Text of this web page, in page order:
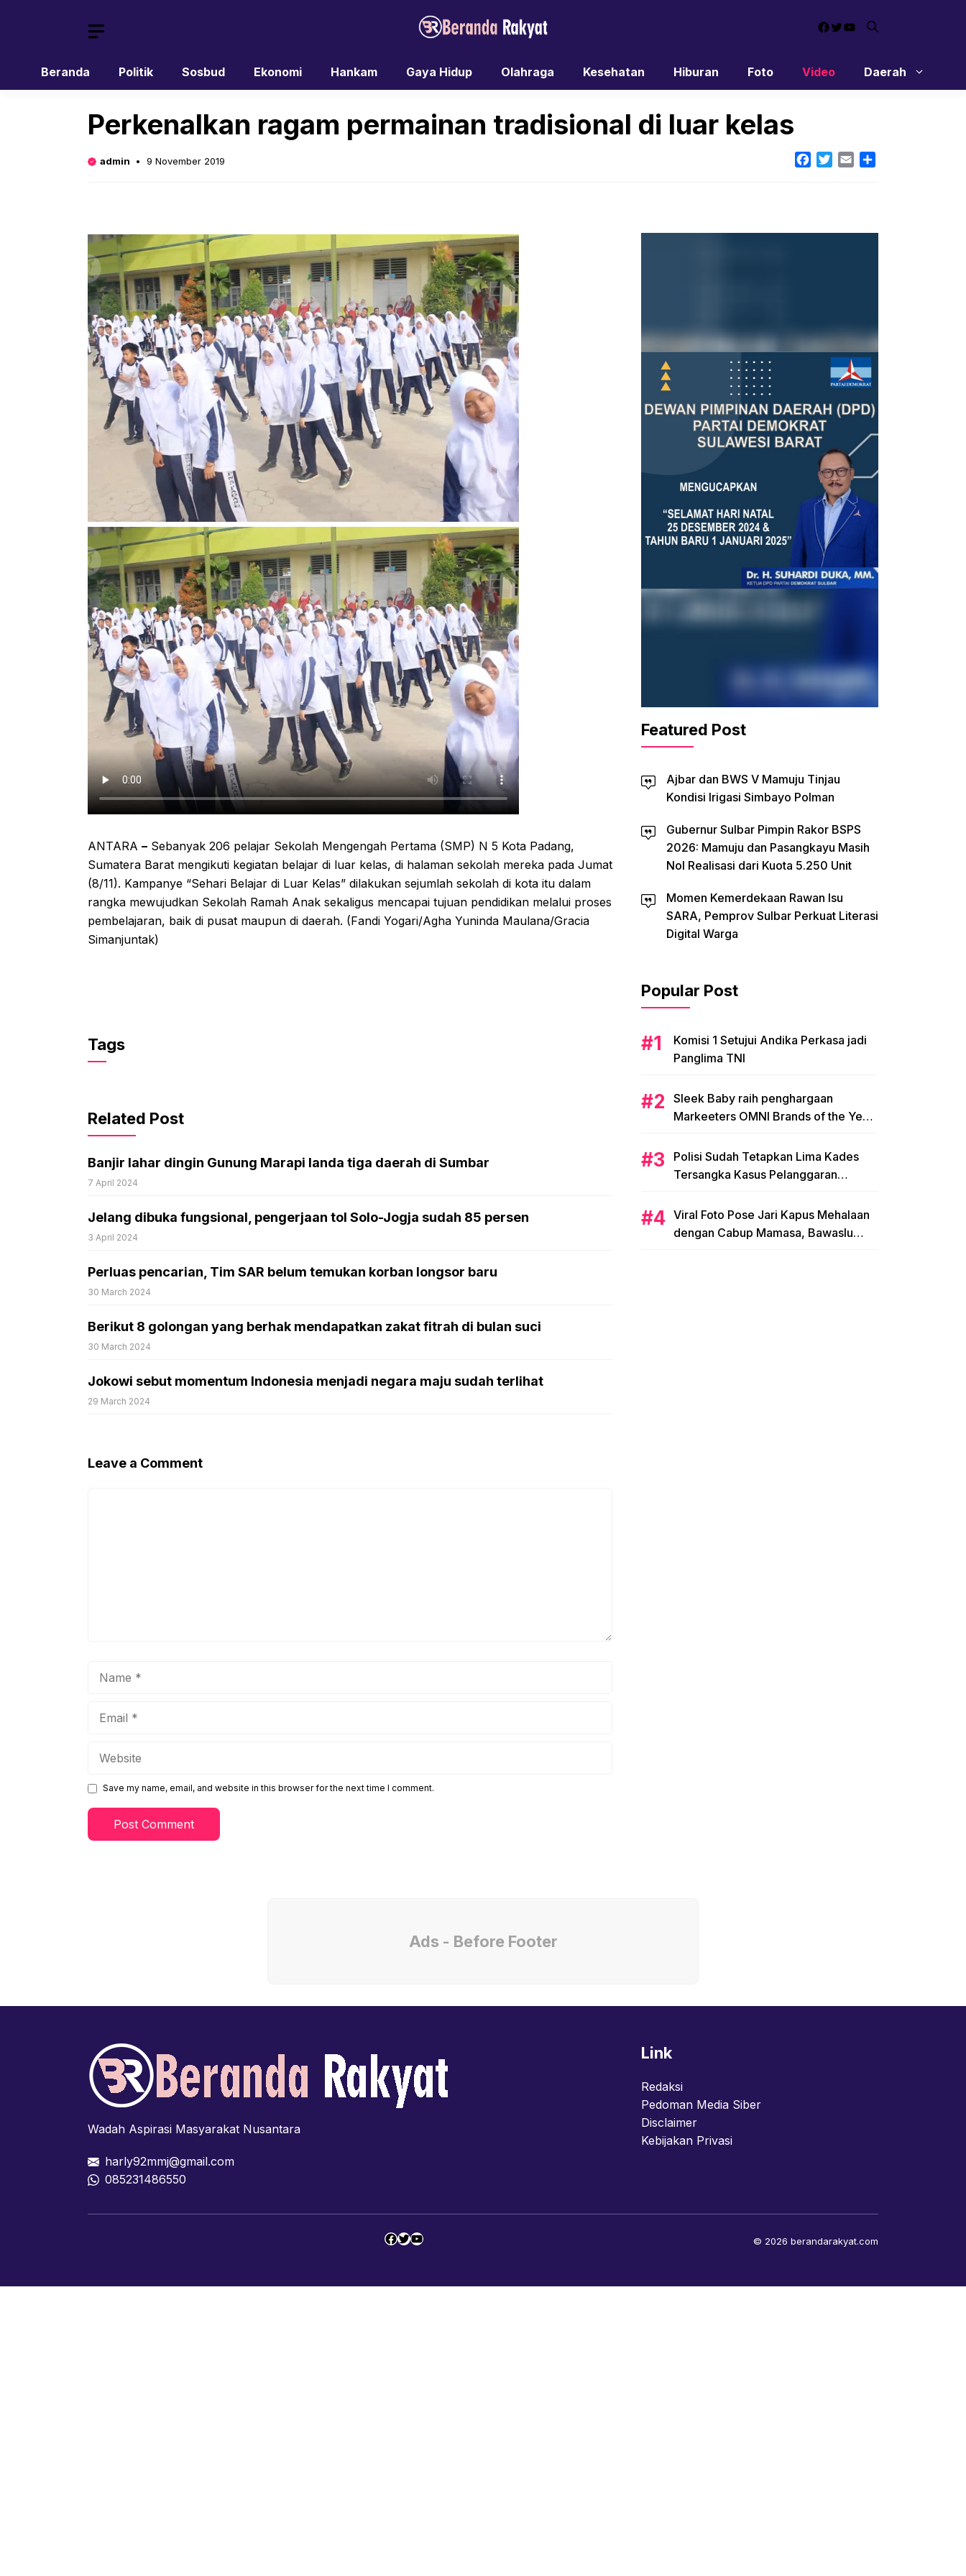
Facebook
Twitter
YouTube
Beranda Politik Sosbud Ekonomi Hankam Gaya Hidup Olahraga Kesehatan Hiburan Foto Video Daerah
Perkenalkan ragam permainan tradisional di luar kelas
admin 9 November 2019 Facebook
TwitterEmail
ANTARA – Sebanyak 206 pelajar Sekolah Mengengah Pertama (SMP) N 5 Kota Padang,
Sumatera Barat mengikuti kegiatan belajar di luar kelas, di halaman sekolah mereka pada Jumat
(8/11). Kampanye “Sehari Belajar di Luar Kelas” dilakukan sejumlah sekolah di kota itu dalam
rangka mewujudkan Sekolah Ramah Anak sekaligus mencapai tujuan pendidikan melalui proses
pembelajaran, baik di pusat maupun di daerah. (Fandi Yogari/Agha Yuninda Maulana/Gracia
Simanjuntak)
Tags
Related Post
Banjir lahar dingin Gunung Marapi landa tiga daerah di Sumbar
7 April 2024
Jelang dibuka fungsional, pengerjaan tol Solo-Jogja sudah 85 persen
3 April 2024
Perluas pencarian, Tim SAR belum temukan korban longsor baru
30 March 2024
Berikut 8 golongan yang berhak mendapatkan zakat fitrah di bulan suci
30 March 2024
Jokowi sebut momentum Indonesia menjadi negara maju sudah terlihat
29 March 2024
Leave a Comment
Save my name, email, and website in this browser for the next time I comment.
Featured Post
Ajbar dan BWS V Mamuju Tinjau
Kondisi Irigasi Simbayo Polman
Gubernur Sulbar Pimpin Rakor BSPS
2026: Mamuju dan Pasangkayu Masih
Nol Realisasi dari Kuota 5.250 Unit
Momen Kemerdekaan Rawan Isu
SARA, Pemprov Sulbar Perkuat Literasi
Digital Warga
Popular Post
Komisi 1 Setujui Andika Perkasa jadi
Panglima TNI
Sleek Baby raih penghargaan
Markeeters OMNI Brands of the Year
Polisi Sudah Tetapkan Lima Kades
Tersangka Kasus Pelanggaran
Viral Foto Pose Jari Kapus Mehalaan
dengan Cabup Mamasa, Bawaslu
Ads - Before Footer
Wadah Aspirasi Masyarakat Nusantara
harly92mmj@gmail.com
085231486550
Link
Redaksi
Pedoman Media Siber
Disclaimer
Kebijakan Privasi
Facebook
Twitter
YouTube © 2026 berandarakyat.com